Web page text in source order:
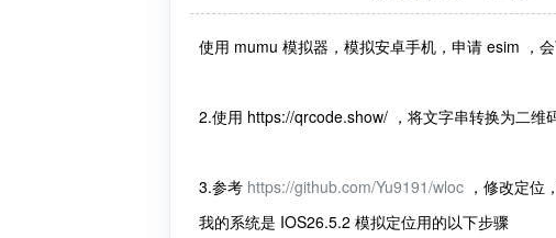
使用 mumu 模拟器，模拟安卓手机，申请 esim ，
2.使用 https://qrcode.show/ ，将文字串转换为二维
3.参考 https://github.com/Yu9191/wloc ，修改定位
我的系统是 IOS26.5.2 模拟定位用的以下步骤